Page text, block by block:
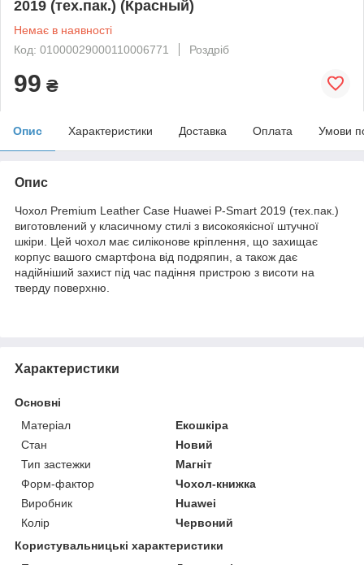
2019 (тех.пак.) (Красный)
Немає в наявності
Код: 01000029000110006771
Роздріб
99 ₴
Опис Характеристики Доставка Оплата Умови
Опис
Чохол Premium Leather Case Huawei P-Smart 2019 (тех.пак.)
виготовлений у класичному стилі з високоякісної штучної
шкіри. Цей чохол має силіконове кріплення, що захищає
корпус вашого смартфона від подряпин, а також дає
надійніший захист під час падіння пристрою з висоти на
тверду поверхню.
Характеристики
Основні
Матеріал
Екошкіра
Стан
Новий
Тип застежки
Магніт
Форм-фактор
Чохол-книжка
Виробник
Huawei
Колір
Червоний
Користувальницькі характеристики